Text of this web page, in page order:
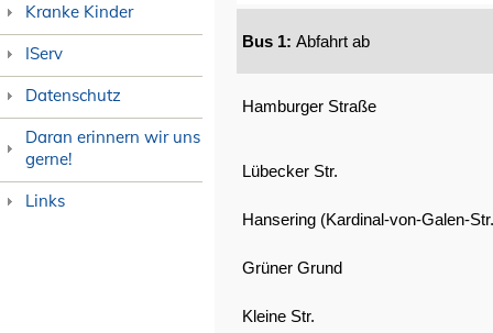
Kranke Kinder
IServ
Datenschutz
Daran erinnern wir uns
gerne!
Links
Bus 1:Abfahrt ab
Hamburger Straße
Lübecker Str.
Hansering (Kardinal-von-Galen-
Grüner Grund
Kleine Str.